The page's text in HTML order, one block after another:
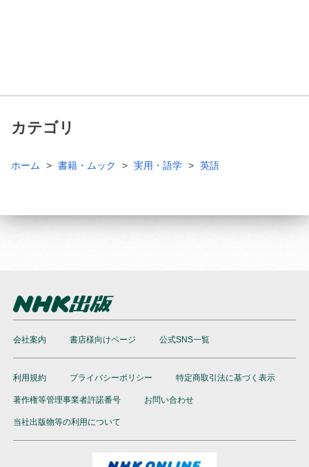
カテゴリ
ホーム 書籍・ムック 実用・語学 英語
会社案内 書店様向けページ 公式SNS一覧
利用規約 プライバシーポリシー 特定商取引法に基づく表示
著作権等管理事業者許諾番号 お問い合わせ
当社出版物等の利用について